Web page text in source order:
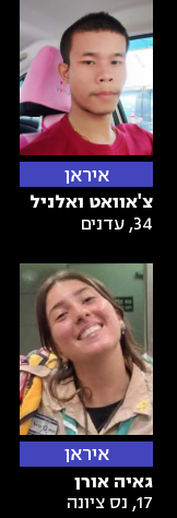
איראן
צ'אוואט ואלניל
34
,עדנים
איראן
גאיה אורן
17
, נס ציונה